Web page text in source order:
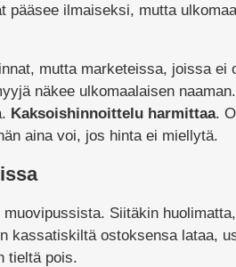
pääsee ilmaiseksi, mutta
mutta marketeissa, joissa ei
näkee ulkomaalaisen
Kaksoishinnoittelu harmittaa.
aina voi, jos hinta ei miellytä.
Siitäkin
kassatiskiltä ostoksensa lataa,
tieltä pois.